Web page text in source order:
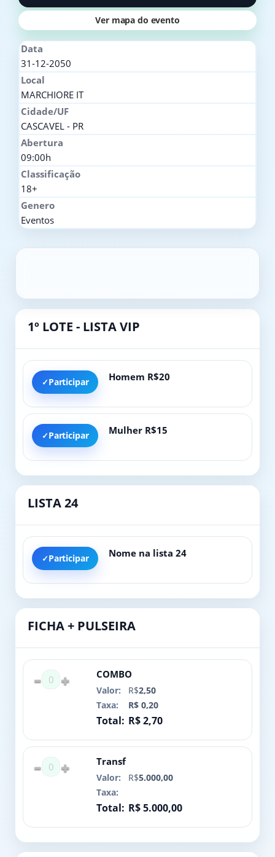
Ver mapa do evento
Data
31-12-2050
Local
MARCHIORE IT
Cidade/UF
CASCAVEL - PR
Abertura
09:00h
Classificação
18+
Genero
Eventos
1º LOTE - LISTA VIP
Participar Homem R$20
Participar Mulher R$15
LISTA 24
Participar Nome na lista 24
FICHA + PULSEIRA
0 COMBO
R$2,50
R$ 0,20
R$ 2,70
0 Transf
R$5.000,00
R$ 5.000,00